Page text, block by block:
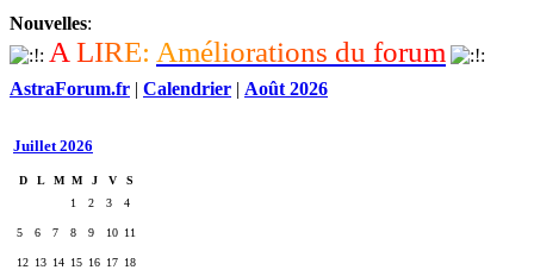
Nouvelles:
A LIRE: Améliorations du forum
AstraForum.fr | Calendrier | Août 2026
Juillet 2026
D L M M J V
S
1
2 3 4
5 6 7 8 9 10 11
12 13 14 15 16 17 18